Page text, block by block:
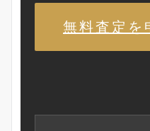
無料査定